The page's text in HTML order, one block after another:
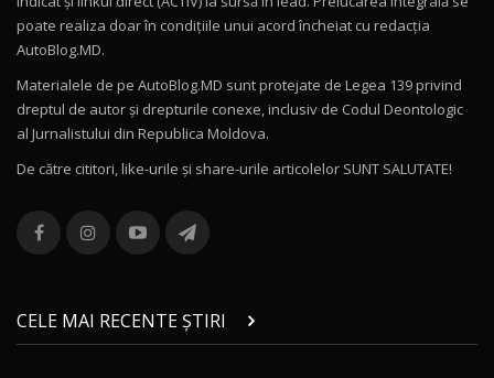
11
Noul Volvo ES90 / Test Drive AutoBlog.MD
12
Noul MG HS / Test Drive AutoBlog.MD
16:48
13
combină aventura cu luxul / AutoBlog.MD
36:08
chinez care face lumea să se întoarcă după el
/ AutoBlog.MD
17:27
poate realiza doar în condițiile unui acord încheiat cu redacţia
AutoBlog.MD.
Materialele de pe AutoBlog.MD sunt protejate de Legea 139 privind
dreptul de autor și drepturile conexe, inclusiv de Codul Deontologic
al Jurnalistului din Republica Moldova.
De către cititori, like-urile şi share-urile articolelor SUNT SALUTATE!
CELE MAI RECENTE ȘTIRI